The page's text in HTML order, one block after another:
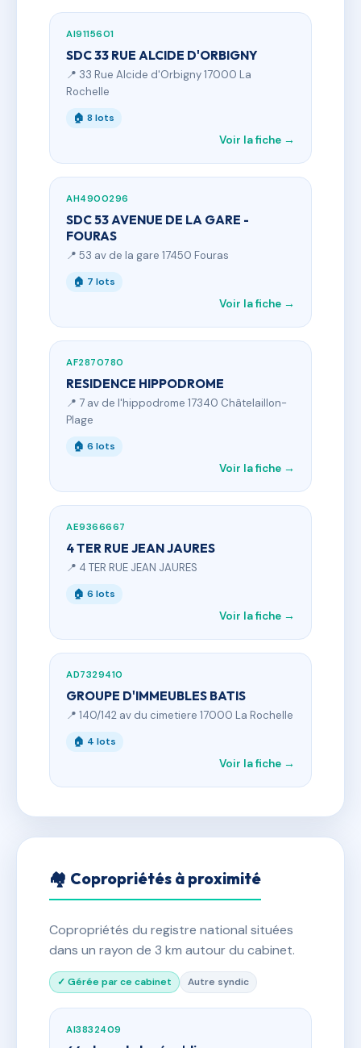
AI9115601
SDC 33 RUE ALCIDE D'ORBIGNY
📍 33 Rue Alcide d'Orbigny 17000 La
Rochelle
🏠 8 lots
Voir la fiche →
AH4900296
SDC 53 AVENUE DE LA GARE -
FOURAS
📍 53 av de la gare 17450 Fouras
🏠 7 lots
Voir la fiche →
AF2870780
RESIDENCE HIPPODROME
📍 7 av de l'hippodrome 17340 Châtelaillon-
Plage
🏠 6 lots
Voir la fiche →
AE9366667
4 TER RUE JEAN JAURES
📍 4 TER RUE JEAN JAURES
🏠 6 lots
Voir la fiche →
AD7329410
GROUPE D'IMMEUBLES BATIS
📍 140/142 av du cimetiere 17000 La Rochelle
🏠 4 lots
Voir la fiche →
🏘 Copropriétés à proximité
Copropriétés du registre national situées
dans un rayon de 3 km autour du cabinet.
✓ Gérée par ce cabinet Autre syndic
AI3832409